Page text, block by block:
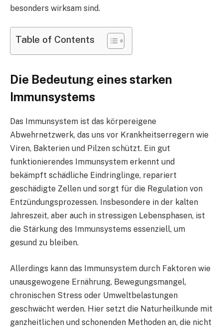
besonders wirksam sind.
Table of Contents
Die Bedeutung eines starken
Immunsystems
Das Immunsystem ist das körpereigene
Abwehrnetzwerk, das uns vor Krankheitserregern wie
Viren, Bakterien und Pilzen schützt. Ein gut
funktionierendes Immunsystem erkennt und
bekämpft schädliche Eindringlinge, repariert
geschädigte Zellen und sorgt für die Regulation von
Entzündungsprozessen. Insbesondere in der kalten
Jahreszeit, aber auch in stressigen Lebensphasen, ist
die Stärkung des Immunsystems essenziell, um
gesund zu bleiben.
Allerdings kann das Immunsystem durch Faktoren wie
unausgewogene Ernährung, Bewegungsmangel,
chronischen Stress oder Umweltbelastungen
geschwächt werden. Hier setzt die Naturheilkunde mit
ganzheitlichen und schonenden Methoden an, die nicht